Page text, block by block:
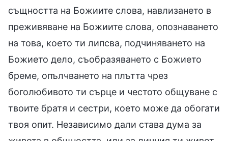
същността на Божиите слова, навлизането в
преживяване на Божиите слова, опознаването
на това, което ти липсва, подчиняването на
Божието дело, съобразяването с Божието
бреме, опълчването на плътта чрез
боголюбивото ти сърце и честото общуване с
твоите братя и сестри, което може да обогати
твоя опит. Независимо дали става дума за